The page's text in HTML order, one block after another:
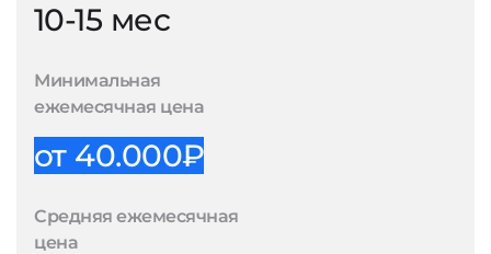
10-15 мес
Минимальная
ежемесячная цена
от 40.000₽
Средняя ежемесячная
цена